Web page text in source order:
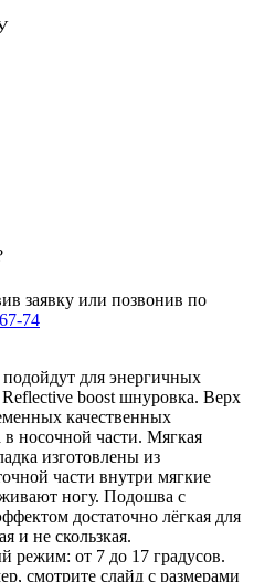
заявку или позвонив по
74
для энергичных
boost шнуровка. Верх
качественных
носочной части. Мягкая
изготовлены из
части внутри мягкие
ногу. Подошва с
достаточно лёгкая для
и не скользкая.
режим: от 7 до 17 градусов.
смотрите слайд с размерами